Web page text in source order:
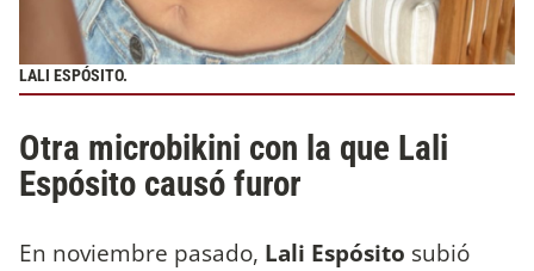
LALI ESPÓSITO.
Otra microbikini con la que Lali
Espósito causó furor
En noviembre pasado, Lali Espósito subió